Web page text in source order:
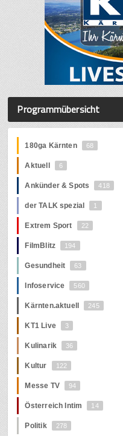
Programmübersicht
180ga Kärnten 68
Aktuell 6
Ankünder & Spots 418
der TALK spezial 1
Extrem Sport 22
FilmBlitz 194
Gesundheit 63
Infoservice 560
Kärnten.aktuell 245
KT1 Live 3
Kulinarik 36
Kultur 122
Messe TV 94
Österreich Intim 14
Politik 278